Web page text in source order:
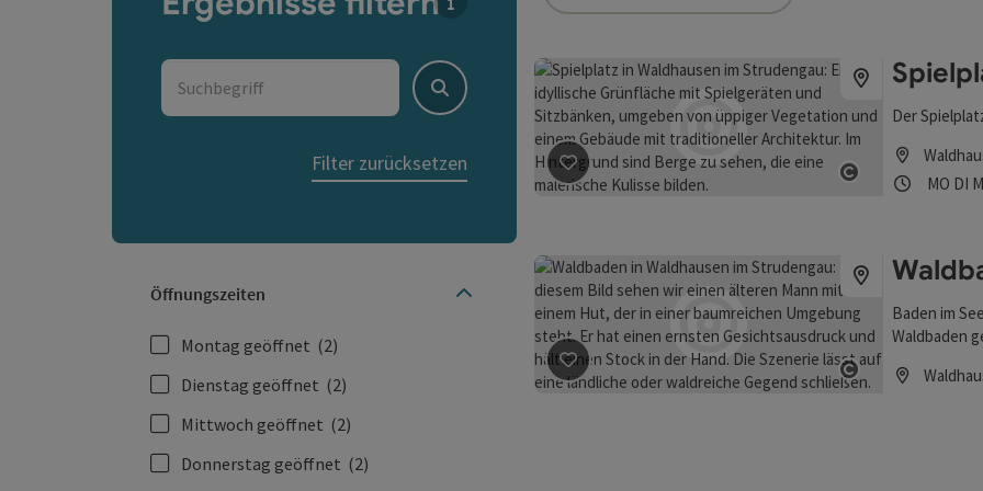
Suchbegriff
Suchen
Filter zurücksetzen
Öffnungszeiten
Montag geöffnet (2)
Dienstag geöffnet (2)
Mittwoch geöffnet (2)
Donnerstag geöffnet (2)
Copyright
Beitrag merken: Spielplatz
Der
MO DI
Copyright
Beitrag merken: Waldbaden
Baden im
Waldbaden
sich das